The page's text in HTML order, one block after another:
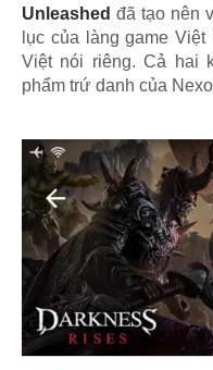
Unleashed đã tạo nên
lục của làng game
Việt nói riêng. Cả hai
phẩm trứ danh của